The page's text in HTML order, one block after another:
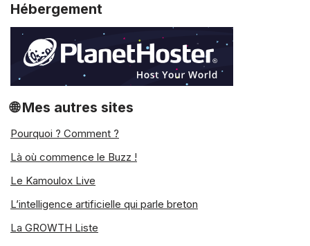
Hébergement
🌐 Mes autres sites
Pourquoi ? Comment ?
Là où commence le Buzz !
Le Kamoulox Live
L’intelligence artificielle qui parle breton
La GROWTH Liste